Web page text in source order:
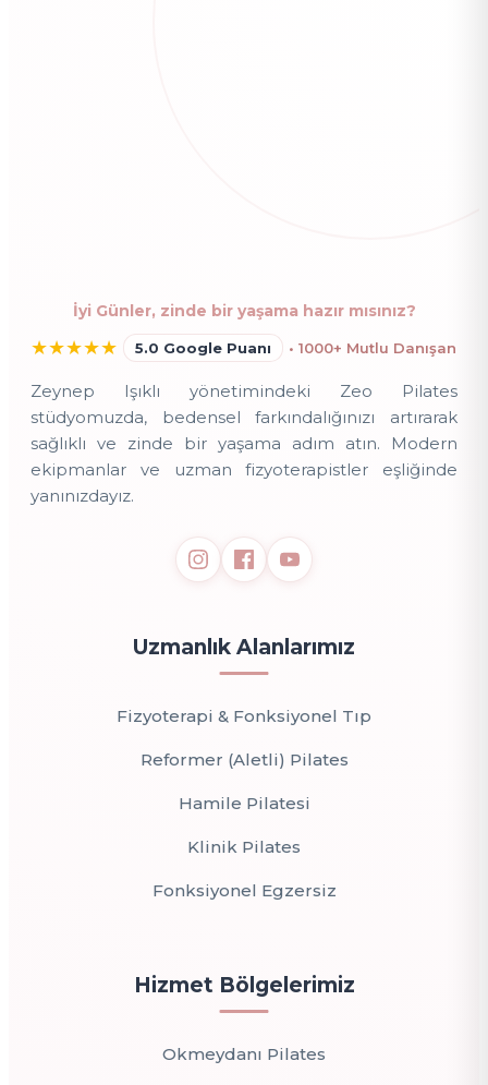
İyi Günler, zinde bir yaşama hazır mısınız?
★★★★★ 5.0 Google Puanı • 1000+ Mutlu Danışan
Zeynep Işıklı yönetimindeki Zeo Pilates
stüdyomuzda, bedensel farkındalığınızı artırarak
sağlıklı ve zinde bir yaşama adım atın. Modern
ekipmanlar ve uzman fizyoterapistler eşliğinde
yanınızdayız.
Uzmanlık Alanlarımız
Fizyoterapi & Fonksiyonel Tıp
Reformer (Aletli) Pilates
Hamile Pilatesi
Klinik Pilates
Fonksiyonel Egzersiz
Hizmet Bölgelerimiz
Okmeydanı Pilates